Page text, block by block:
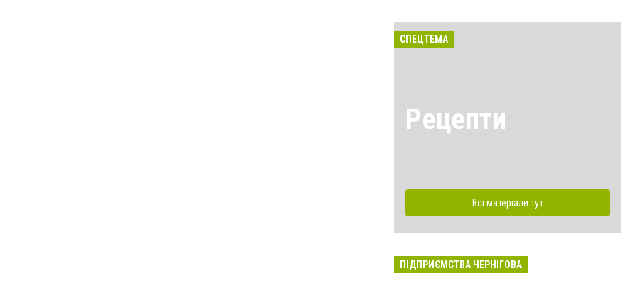
СПЕЦТЕМА
Рецепти
Всі матеріали тут
ПІДПРИЄМСТВА ЧЕРНІГОВА